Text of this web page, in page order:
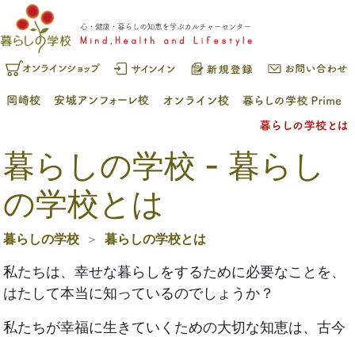
暮らしの学校 - 暮らし
の学校とは
暮らしの学校 暮らしの学校とは
私たちは、幸せな暮らしをするために必要なことを、
はたして本当に知っているのでしょうか？
私たちが幸福に生きていくための大切な知恵は、古今